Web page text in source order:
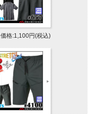
価格:1,100円(税込)